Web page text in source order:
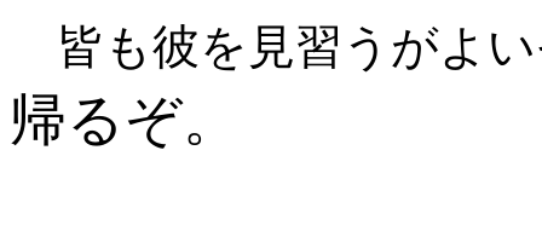
皆も彼を見習うがよ
帰るぞ。